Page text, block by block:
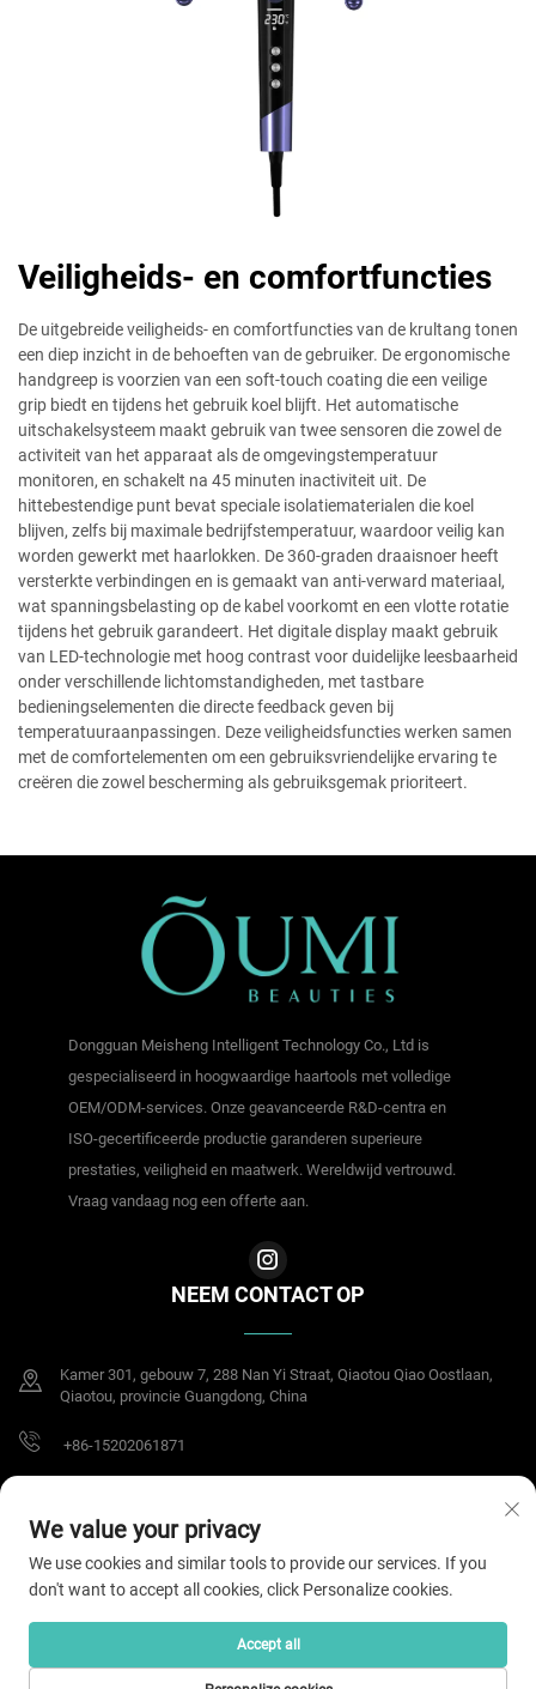
Veiligheids- en comfortfuncties
De uitgebreide veiligheids- en comfortfuncties van de krultang tonen
een diep inzicht in de behoeften van de gebruiker. De ergonomische
handgreep is voorzien van een soft-touch coating die een veilige
grip biedt en tijdens het gebruik koel blijft. Het automatische
uitschakelsysteem maakt gebruik van twee sensoren die zowel de
activiteit van het apparaat als de omgevingstemperatuur
monitoren, en schakelt na 45 minuten inactiviteit uit. De
hittebestendige punt bevat speciale isolatiematerialen die koel
blijven, zelfs bij maximale bedrijfstemperatuur, waardoor veilig kan
worden gewerkt met haarlokken. De 360-graden draaisnoer heeft
versterkte verbindingen en is gemaakt van anti-verward materiaal,
wat spanningsbelasting op de kabel voorkomt en een vlotte rotatie
tijdens het gebruik garandeert. Het digitale display maakt gebruik
van LED-technologie met hoog contrast voor duidelijke leesbaarheid
onder verschillende lichtomstandigheden, met tastbare
bedieningselementen die directe feedback geven bij
temperatuuraanpassingen. Deze veiligheidsfuncties werken samen
met de comfortelementen om een gebruiksvriendelijke ervaring te
creëren die zowel bescherming als gebruiksgemak prioriteert.
Dongguan Meisheng Intelligent Technology Co., Ltd is
gespecialiseerd in hoogwaardige haartools met volledige
OEM/ODM-services. Onze geavanceerde R&D-centra en
ISO-gecertificeerde productie garanderen superieure
prestaties, veiligheid en maatwerk. Wereldwijd vertrouwd.
Vraag vandaag nog een offerte aan.
NEEM CONTACT OP
Kamer 301, gebouw 7, 288 Nan Yi Straat, Qiaotou Qiao Oostlaan,
Qiaotou, provincie Guangdong, China
+86-15202061871
Copyright © 2025 Dongguan Meisheng Intelligent Technology Co.,Ltd. Alle
rechten voorbehouden. Privacybeleid
We value your privacy
We use cookies and similar tools to provide our services. If you
don't want to accept all cookies, click Personalize cookies.
Accept all